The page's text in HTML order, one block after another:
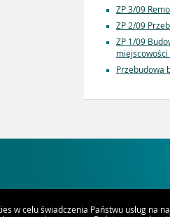
ZP 3/09
ZP 2/09
ZP 1/09
Przebudowa
w celu świadczenia Państwu usług